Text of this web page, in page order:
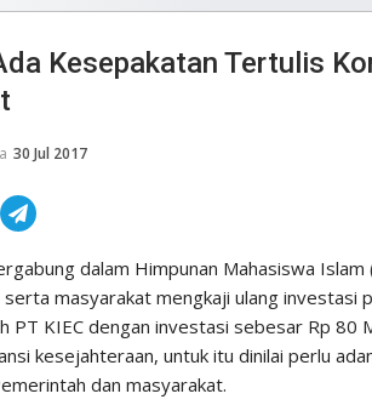
Kesepakatan Tertulis
30 Jul 2017
dalam Himpunan Mahasiswa
masyarakat mengkaji ulang investasi
PT KIEC dengan investasi sebesar Rp 80
kesejahteraan, untuk itu dinilai perlu
dan masyarakat.